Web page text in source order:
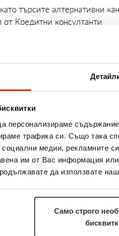
персонализираме
трафика си. Също така
социални медии, рекламните
им от Вас информация
да използвате
Само строго
търсите алтернативни
Кредитни консултанти
на
продажбени цели
продажби
от нашите добре
развитие в компанията